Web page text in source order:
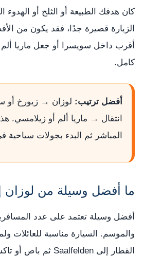
كان هدفك الطبيعة أو الثلج أو الهدوء
الزيارة قصيرة جدًا، فقد يكون من
أقرب داخل سويسرا أو جعل ماريا
كامل.
أفضل ترتيب: لوزان → زيورخ أو
انتقال → ماريا ألم أو زيلامسي.
المباشر ثم البدء بجولات
ما أفضل وسيلة من لوزان
أفضل وسيلة تعتمد على عدد
والموسم. السيارة مناسبة للعائلات